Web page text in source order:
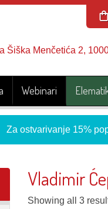
Šiška Menčetića 2,
Webinari
Za ostvarivanje 15%
Vladimir
Showing all 3